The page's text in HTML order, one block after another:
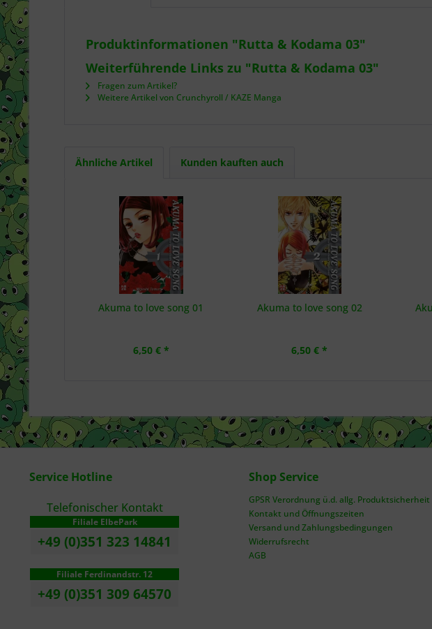
Produktinformationen "Rutta & Kodama 03"
Weiterführende Links zu "Rutta & Kodama 03"
Fragen zum Artikel?
Weitere Artikel von Crunchyroll / KAZE Manga
Ähnliche Artikel Kunden kauften auch
Akuma to love song 01
6,50 € *
Akuma to love song 02
6,50 € *
Service Hotline
Telefonischer Kontakt
Filiale ElbePark
+49 (0)351 323 14841
Filiale Ferdinandstr. 12
+49 (0)351 309 64570
Shop Service
GPSR Verordnung ü.d. allg. Produktsicherheit
Kontakt und Öffnungszeiten
Versand und Zahlungsbedingungen
Widerrufsrecht
AGB